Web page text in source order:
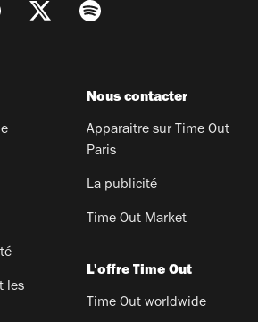
les
Nous contacter
Apparaitre sur Time Out
Paris
La publicité
Time Out Market
L'offre Time Out
Time Out worldwide